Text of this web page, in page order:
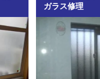
ガラス修理